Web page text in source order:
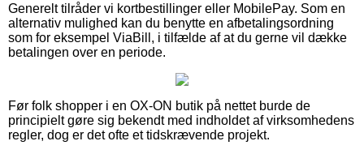
Generelt tilråder vi kortbestillinger eller MobilePay. Som en
alternativ mulighed kan du benytte en afbetalingsordning
som for eksempel ViaBill, i tilfælde af at du gerne vil dække
betalingen over en periode.
Før folk shopper i en OX-ON butik på nettet burde de
principielt gøre sig bekendt med indholdet af virksomhedens
regler, dog er det ofte et tidskrævende projekt.